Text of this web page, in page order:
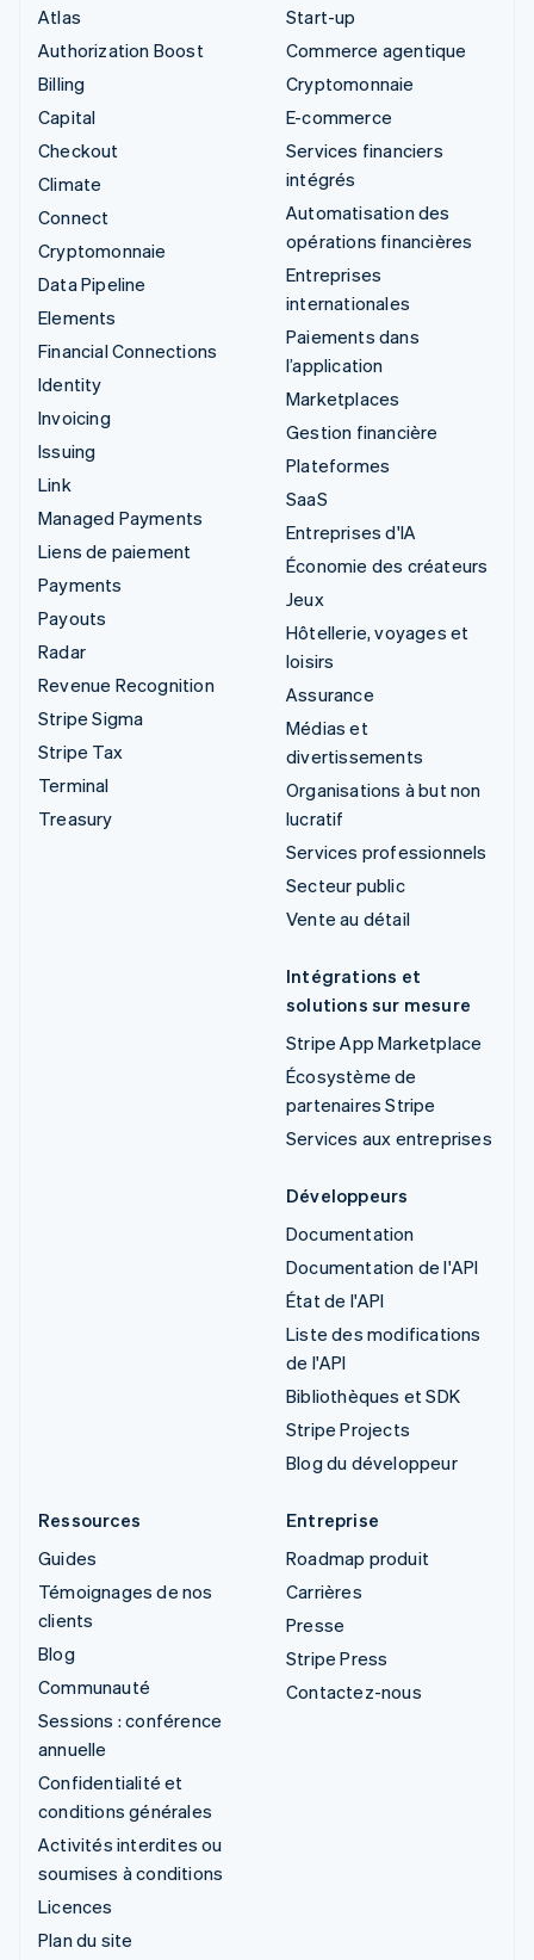
Atlas
Authorization Boost
Billing
Capital
Checkout
Climate
Connect
Cryptomonnaie
Data Pipeline
Elements
Financial Connections
Identity
Invoicing
Issuing
Link
Managed Payments
Liens de paiement
Payments
Payouts
Radar
Revenue Recognition
Stripe Sigma
Stripe Tax
Terminal
Treasury
Start-up
Commerce agentique
Cryptomonnaie
E-commerce
Services financiers
intégrés
Automatisation des
opérations financières
Entreprises
internationales
Paiements dans
l’application
Marketplaces
Gestion financière
Plateformes
SaaS
Entreprises d'IA
Économie des créateurs
Jeux
Hôtellerie, voyages et
loisirs
Assurance
Médias et
divertissements
Organisations à but non
lucratif
Services professionnels
Secteur public
Vente au détail
Intégrations et
solutions sur mesure
Stripe App Marketplace
Écosystème de
partenaires Stripe
Services aux entreprises
Développeurs
Documentation
Documentation de l'API
État de l'API
Liste des modifications
de l'API
Bibliothèques et SDK
Stripe Projects
Blog du développeur
Ressources
Guides
Témoignages de nos
clients
Blog
Communauté
Sessions : conférence
annuelle
Confidentialité et
conditions générales
Activités interdites ou
soumises à conditions
Licences
Plan du site
Entreprise
Roadmap produit
Carrières
Presse
Stripe Press
Contactez-nous